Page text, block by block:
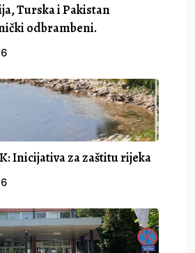
Turska i Pakistan
odbrambeni.
Inicijativa za zaštitu rijeka